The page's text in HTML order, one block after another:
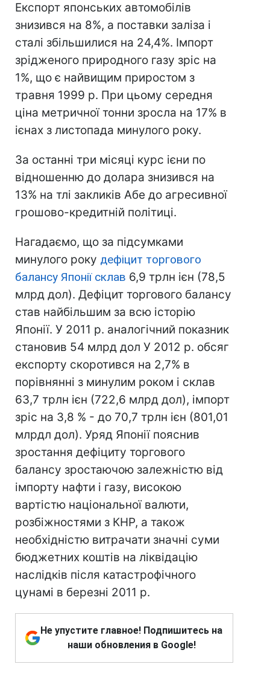
Експорт японських автомобілів
знизився на 8%, а поставки заліза і
сталі збільшилися на 24,4%. Імпорт
зрідженого природного газу зріс на
1%, що є найвищим приростом з
травня 1999 р. При цьому середня
ціна метричної тонни зросла на 17% в
ієнах з листопада минулого року.
За останні три місяці курс ієни по
відношенню до долара знизився на
13% на тлі закликів Абе до агресивної
грошово-кредитній політиці.
Нагадаємо, що за підсумками
минулого року дефіцит торгового
балансу Японії склав 6,9 трлн ієн (78,5
млрд дол). Дефіцит торгового балансу
став найбільшим за всю історію
Японії. У 2011 р. аналогічний показник
становив 54 млрд дол У 2012 р. обсяг
експорту скоротився на 2,7% в
порівнянні з минулим роком і склав
63,7 трлн ієн (722,6 млрд дол), імпорт
зріс на 3,8 % - до 70,7 трлн ієн (801,01
млрдл дол). Уряд Японії пояснив
зростання дефіциту торгового
балансу зростаючою залежністю від
імпорту нафти і газу, високою
вартістю національної валюти,
розбіжностями з КНР, а також
необхідністю витрачати значні суми
бюджетних коштів на ліквідацію
наслідків після катастрофічного
цунамі в березні 2011 р.
Не упустите главное! Подпишитесь на
наши обновления в Google!